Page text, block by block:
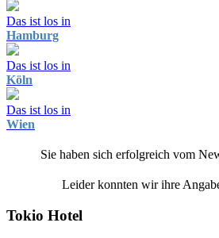
Das ist los in
Hamburg
Das ist los in
Köln
Das ist los in
Wien
Sie haben sich erfolgreich vom
Leider konnten wir ihre
Tokio Hotel